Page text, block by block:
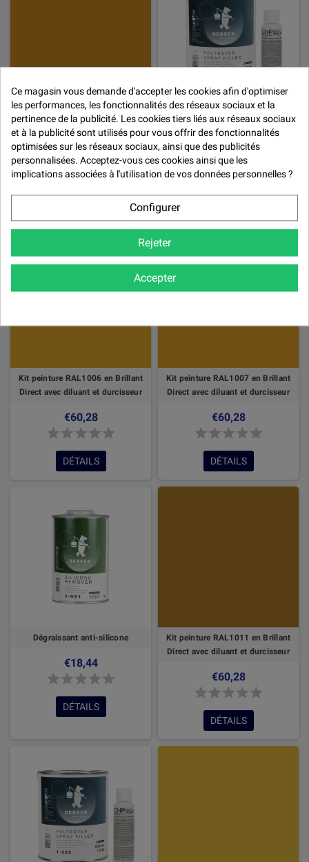
Kit peinture RAL1005 en Brillant
Direct avec diluant et durcisseur
€60,28
Mastic polyester pistolable
€31,68
Kit peinture RAL1006 en Brillant
Direct avec diluant et durcisseur
€60,28
DÉTAILS
Kit peinture RAL1007 en Brillant
Direct avec diluant et durcisseur
€60,28
DÉTAILS
Dégraissant anti-silicone
€18,44
DÉTAILS
Kit peinture RAL1011 en Brillant
Direct avec diluant et durcisseur
€60,28
DÉTAILS
Ce magasin vous demande d'accepter les cookies afin d'optimiser
les performances, les fonctionnalités des réseaux sociaux et la
pertinence de la publicité. Les cookies tiers liés aux réseaux sociaux
et à la publicité sont utilisés pour vous offrir des fonctionnalités
optimisées sur les réseaux sociaux, ainsi que des publicités
personnalisées. Acceptez-vous ces cookies ainsi que les
implications associées à l'utilisation de vos données personnelles ?
Configurer
Rejeter
Accepter